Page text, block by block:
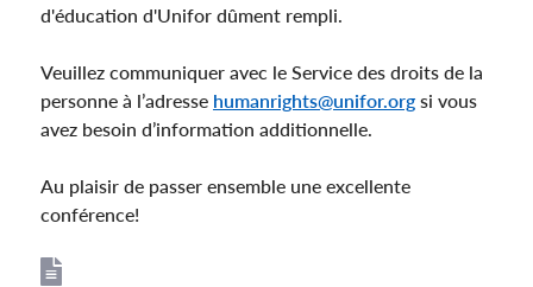
d'éducation d'Unifor dûment rempli.
Veuillez communiquer avec le Service des droits de la
personne à l’adresse humanrights@unifor.org si vous
avez besoin d’information additionnelle.
Au plaisir de passer ensemble une excellente
conférence!